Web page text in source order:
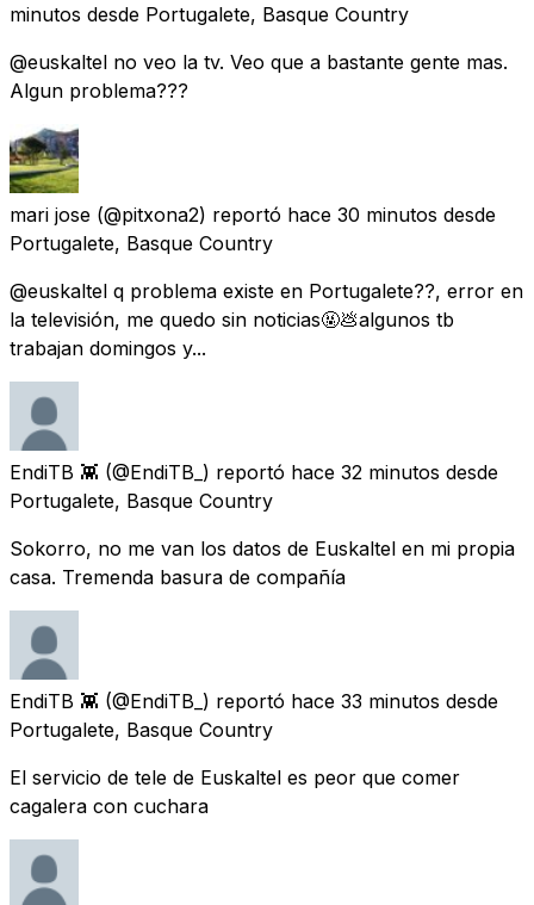
minutos desde Portugalete, Basque Country
@euskaltel no veo la tv. Veo que a bastante gente mas.
Algun problema???
mari jose (@pitxona2) reportó hace 30 minutos desde
Portugalete, Basque Country
@euskaltel q problema existe en Portugalete??, error en
la televisión, me quedo sin noticias🤬💩algunos tb
trabajan domingos y...
EndiTB 👾 (@EndiTB_) reportó hace 32 minutos desde
Portugalete, Basque Country
Sokorro, no me van los datos de Euskaltel en mi propia
casa. Tremenda basura de compañía
EndiTB 👾 (@EndiTB_) reportó hace 33 minutos desde
Portugalete, Basque Country
El servicio de tele de Euskaltel es peor que comer
cagalera con cuchara